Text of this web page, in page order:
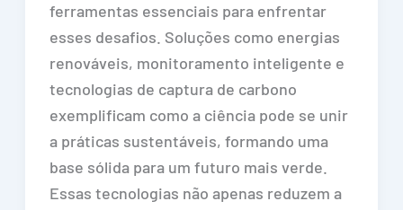
ferramentas essenciais para enfrentar
esses desafios. Soluções como energias
renováveis, monitoramento inteligente e
tecnologias de captura de carbono
exemplificam como a ciência pode se unir
a práticas sustentáveis, formando uma
base sólida para um futuro mais verde.
Essas tecnologias não apenas reduzem a